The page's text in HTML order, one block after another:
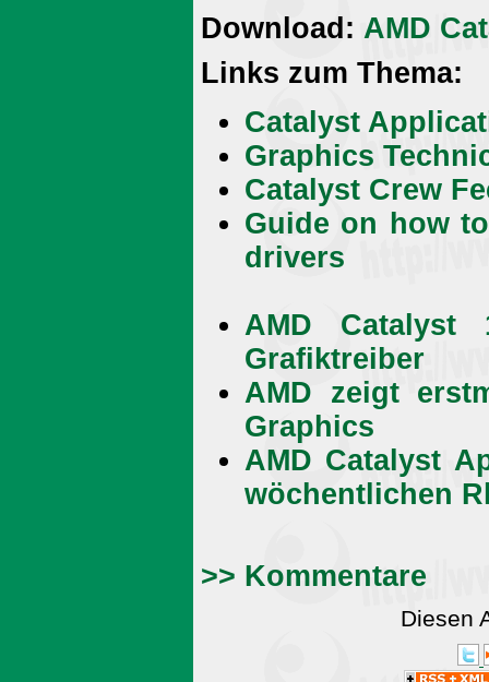
Download: AMD
Links zum Thema:
Catalyst
Graphics
Catalyst Crew
Guide on how
drivers
AMD Catalyst
Grafiktreiber
AMD zeigt
Graphics
AMD Catalyst
wöchentlichen
>> Kommentare
Diesen